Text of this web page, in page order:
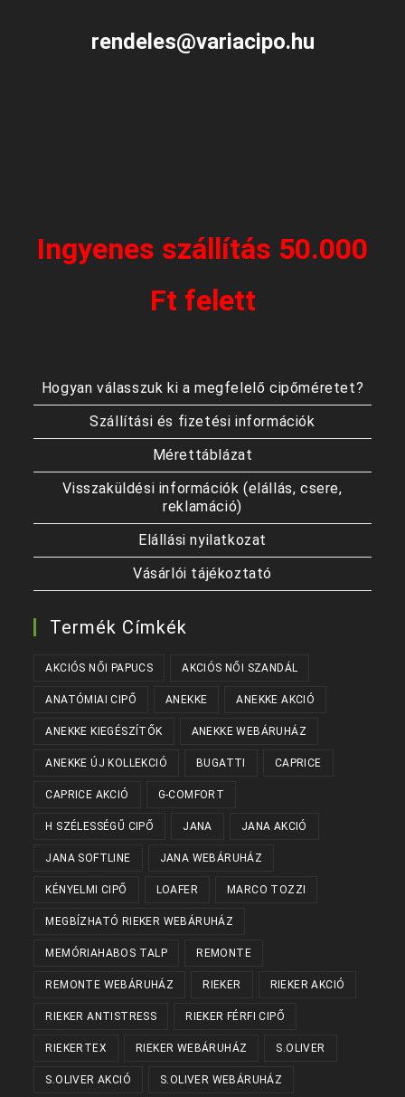
rendeles@variacipo.hu
Ingyenes szállítás 50.000
Ft felett
Hogyan válasszuk ki a megfelelő cipőméretet?
Szállítási és fizetési információk
Mérettáblázat
Visszaküldési információk (elállás, csere,
reklamáció)
Elállási nyilatkozat
Vásárlói tájékoztató
Termék Címkék
AKCIÓS NŐI PAPUCS AKCIÓS NŐI SZANDÁL
ANATÓMIAI CIPŐ ANEKKE ANEKKE AKCIÓ
ANEKKE KIEGÉSZÍTŐK ANEKKE WEBÁRUHÁZ
ANEKKE ÚJ KOLLEKCIÓ BUGATTI CAPRICE
CAPRICE AKCIÓ G-COMFORT
H SZÉLESSÉGŰ CIPŐ JANA JANA AKCIÓ
JANA SOFTLINE JANA WEBÁRUHÁZ
KÉNYELMI CIPŐ LOAFER MARCO TOZZI
MEGBÍZHATÓ RIEKER WEBÁRUHÁZ
MEMÓRIAHABOS TALP REMONTE
REMONTE WEBÁRUHÁZ RIEKER RIEKER AKCIÓ
RIEKER ANTISTRESS RIEKER FÉRFI CIPŐ
RIEKERTEX RIEKER WEBÁRUHÁZ S.OLIVER
S.OLIVER AKCIÓ S.OLIVER WEBÁRUHÁZ